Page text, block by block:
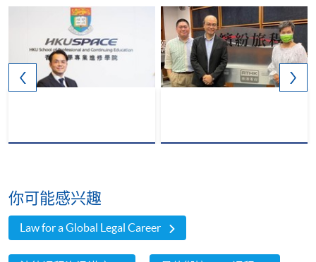
你可能感兴趣
Law for a Global Legal Career